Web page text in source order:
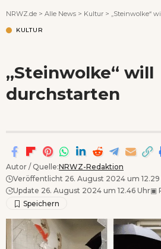
NRWZ.de > Alle News > Kultur > „Steinwolke“
KULTUR
„Steinwolke“ will
durchstarten
Autor / Quelle:NRWZ-Redaktion
Veröffentlicht 26. August 2024 um 12.29
Update 26. August 2024 um 12.46 Uhr▣